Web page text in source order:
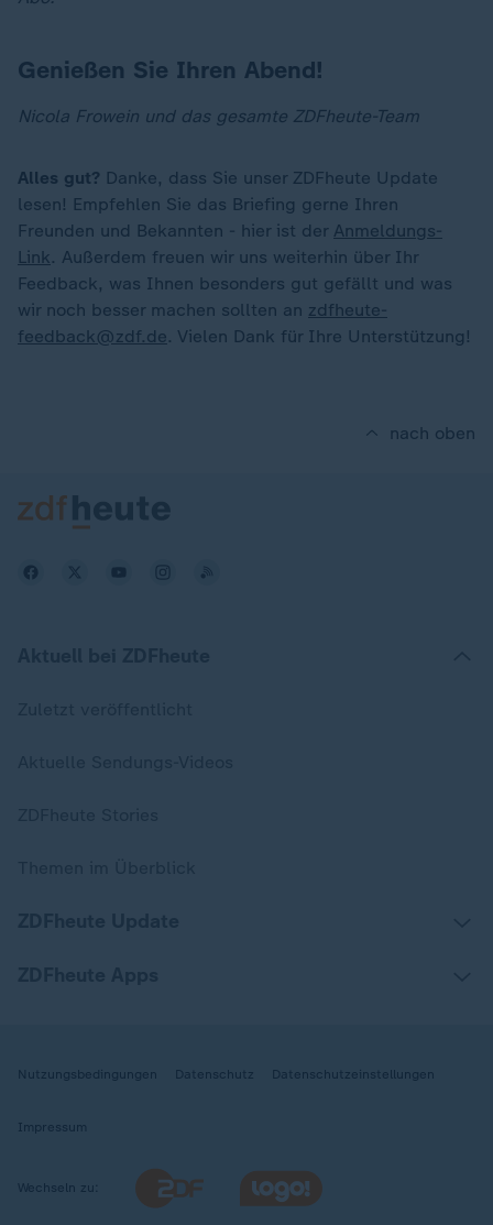
Genießen Sie Ihren Abend!
Nicola Frowein und das gesamte ZDFheute-Team
Alles gut? Danke, dass Sie unser ZDFheute Update
lesen! Empfehlen Sie das Briefing gerne Ihren
Freunden und Bekannten - hier ist der Anmeldungs-
Link. Außerdem freuen wir uns weiterhin über Ihr
Feedback, was Ihnen besonders gut gefällt und was
wir noch besser machen sollten an zdfheute-
feedback@zdf.de. Vielen Dank für Ihre Unterstützung!
nach oben
Nutzungsbedingungen Datenschutz Datenschutzeinstellungen
Impressum
Wechseln zu: